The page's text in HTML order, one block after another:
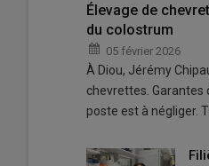
Élevage de
du colostrum
05 février 2026
À Diou, Jérémy
chevrettes. Garantes
poste est à négliger.